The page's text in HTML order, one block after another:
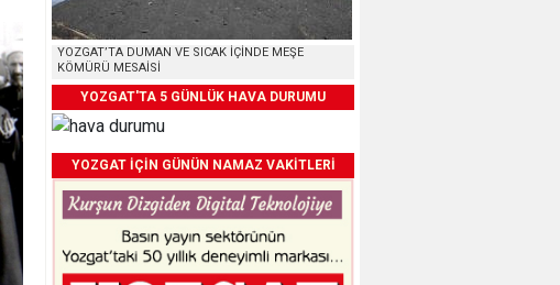
YOZGAT’TA DUMAN VE SICAK İÇİNDE MEŞE
KÖMÜRÜ MESAİSİ
YOZGAT'TA 5 GÜNLÜK HAVA DURUMU
YOZGAT İÇİN GÜNÜN NAMAZ VAKİTLERİ